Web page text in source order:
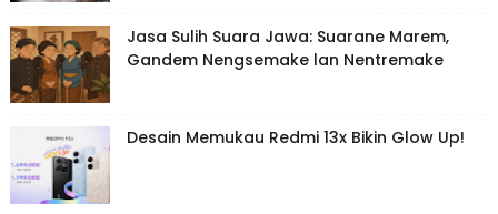
Jasa Sulih Suara Jawa: Suarane Marem,
Gandem Nengsemake lan Nentremake
Desain Memukau Redmi 13x Bikin Glow Up!